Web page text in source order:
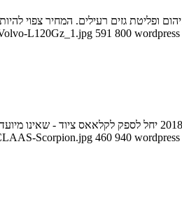
L120Gz_1.jpg 591 800 wordpress
Scorpion.jpg 460 940 wordpress